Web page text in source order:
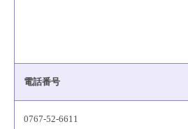
電話番号
0767-52-6611